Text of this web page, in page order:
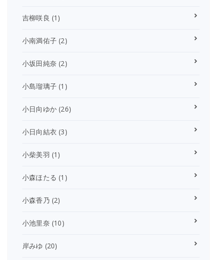
吉柳咲良 (1)
小南満佑子 (2)
小坂田純奈 (2)
小島瑠璃子 (1)
小日向ゆか (26)
小日向結衣 (3)
小柴美羽 (1)
小森ほたる (1)
小森香乃 (2)
小池里奈 (10)
岸みゆ (20)